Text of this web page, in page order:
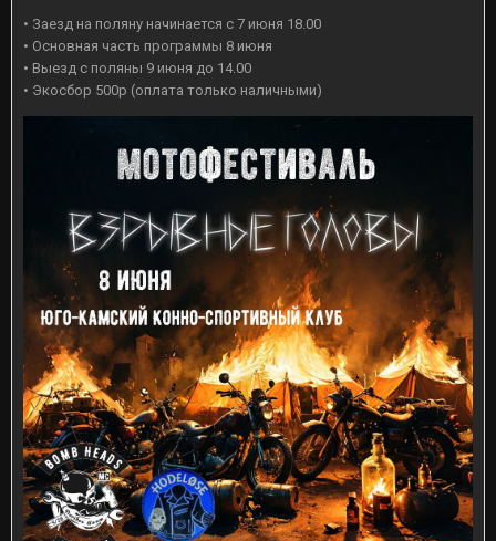
• Заезд на поляну начинается с 7 июня 18.00
• Основная часть программы 8 июня
• Выезд с поляны 9 июня до 14.00
• Экосбор 500р (оплата только наличными)